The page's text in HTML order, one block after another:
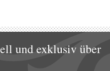
und exklusiv über